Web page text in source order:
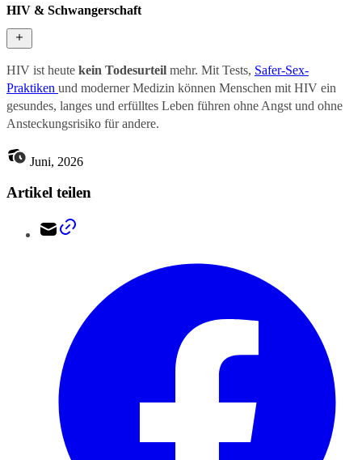
HIV & Schwangerschaft
HIV ist heute kein Todesurteil mehr. Mit Tests, Safer-Sex-
Praktiken und moderner Medizin können Menschen mit HIV ein
gesundes, langes und erfülltes Leben führen ohne Angst und ohne
Ansteckungsrisiko für andere.
Juni, 2026
Artikel teilen